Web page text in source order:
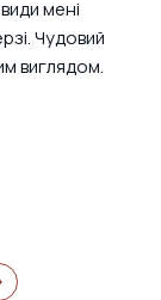
мені
Чудовий
виглядом.